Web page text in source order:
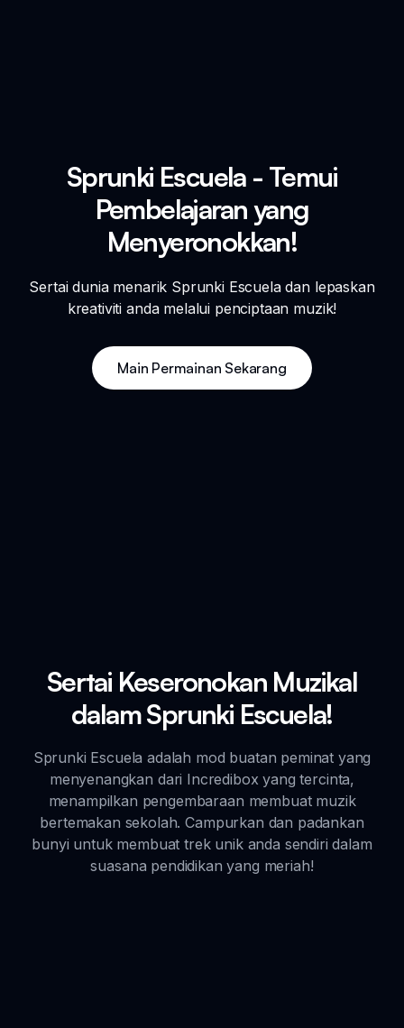
Sprunki Escuela - Temui
Pembelajaran yang
Menyeronokkan!
Sertai dunia menarik Sprunki Escuela dan lepaskan
kreativiti anda melalui penciptaan muzik!
Main Permainan Sekarang
Sertai Keseronokan Muzikal
dalam Sprunki Escuela!
Sprunki Escuela adalah mod buatan peminat yang
menyenangkan dari Incredibox yang tercinta,
menampilkan pengembaraan membuat muzik
bertemakan sekolah. Campurkan dan padankan
bunyi untuk membuat trek unik anda sendiri dalam
suasana pendidikan yang meriah!